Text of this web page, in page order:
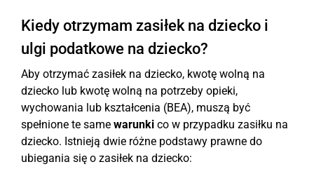
Kiedy otrzymam zasiłek na dziecko i
ulgi podatkowe na dziecko?
Aby otrzymać zasiłek na dziecko, kwotę wolną na
dziecko lub kwotę wolną na potrzeby opieki,
wychowania lub kształcenia (BEA), muszą być
spełnione te same warunki co w przypadku zasiłku na
dziecko. Istnieją dwie różne podstawy prawne do
ubiegania się o zasiłek na dziecko: